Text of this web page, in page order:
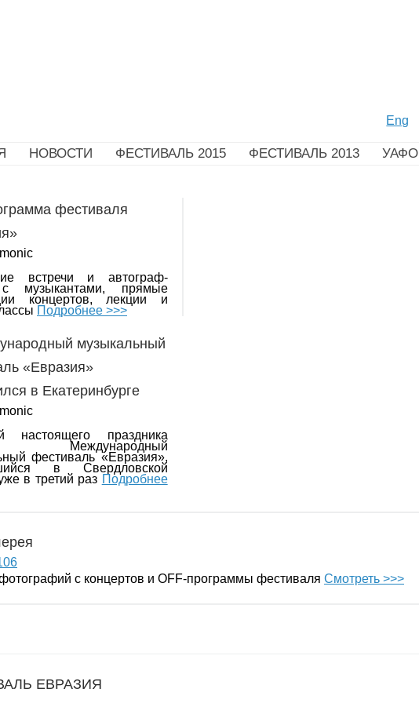
Eng
НОВОСТИ ФЕСТИВАЛЬ 2015 ФЕСТИВАЛЬ 2013 УАФО
фестиваля
встречи и автограф-
музыкантами, прямые
концертов, лекции и
Подробнее >>>
музыкальный
«Евразия»
в Екатеринбурге
настоящего праздника
Международный
фестиваль «Евразия»,
в Свердловской
в третий раз Подробнее
с концертов и OFF-программы фестиваля Смотреть >>>
ЕВРАЗИЯ